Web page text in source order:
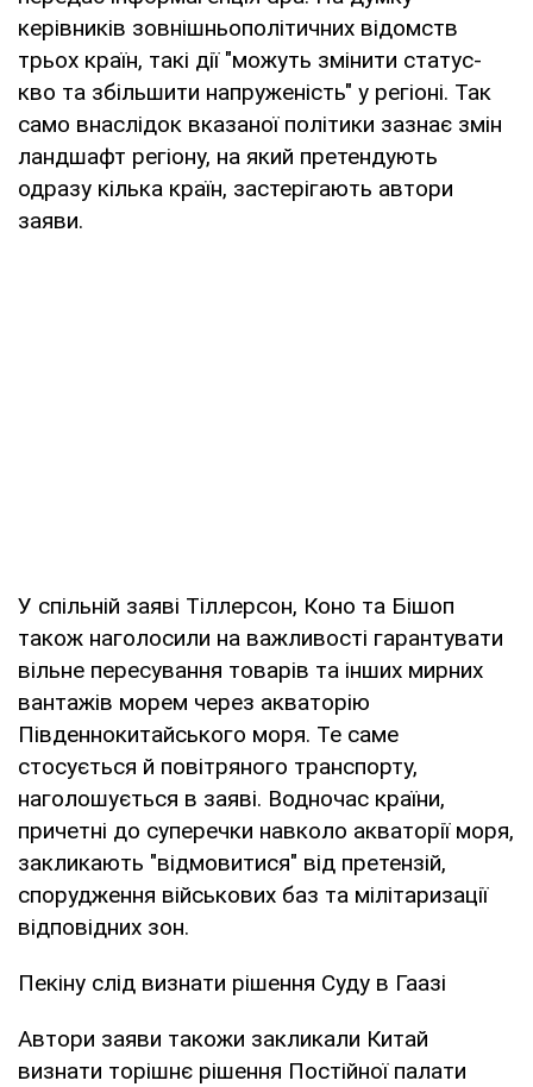
керівників зовнішньополітичних відомств
трьох країн, такі дії "можуть змінити статус-
кво та збільшити напруженість" у регіоні. Так
само внаслідок вказаної політики зазнає змін
ландшафт регіону, на який претендують
одразу кілька країн, застерігають автори
заяви.
У спільній заяві Тіллерсон, Коно та Бішоп
також наголосили на важливості гарантувати
вільне пересування товарів та інших мирних
вантажів морем через акваторію
Південнокитайського моря. Те саме
стосується й повітряного транспорту,
наголошується в заяві. Водночас країни,
причетні до суперечки навколо акваторії моря,
закликають "відмовитися" від претензій,
спорудження військових баз та мілітаризації
відповідних зон.
Пекіну слід визнати рішення Суду в Гаазі
Автори заяви такожи закликали Китай
визнати торішнє рішення Постійної палати